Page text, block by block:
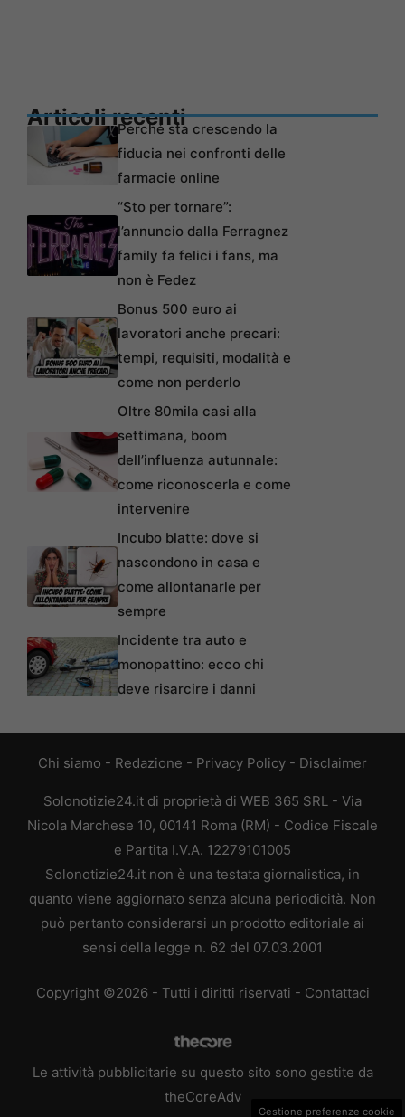
Articoli recentiPerché sta crescendo la
fiducia nei confronti delle
farmacie online
“Sto per tornare”:
l’annuncio dalla Ferragnez
family fa felici i fans, ma
non è Fedez
Bonus 500 euro ai
lavoratori anche precari:
tempi, requisiti, modalità e
come non perderlo
Oltre 80mila casi alla
settimana, boom
dell’influenza autunnale:
come riconoscerla e come
intervenire
Incubo blatte: dove si
nascondono in casa e
come allontanarle per
sempre
Incidente tra auto e
monopattino: ecco chi
deve risarcire i danni
Chi siamo - Redazione - Privacy Policy - Disclaimer
Solonotizie24.it di proprietà di WEB 365 SRL - Via
Nicola Marchese 10, 00141 Roma (RM) - Codice Fiscale
e Partita I.V.A. 12279101005
Solonotizie24.it non è una testata giornalistica, in
quanto viene aggiornato senza alcuna periodicità. Non
può pertanto considerarsi un prodotto editoriale ai
sensi della legge n. 62 del 07.03.2001
Copyright ©2026 - Tutti i diritti riservati - Contattaci
Le attività pubblicitarie su questo sito sono gestite da
theCoreAdv
Gestione preferenze cookie